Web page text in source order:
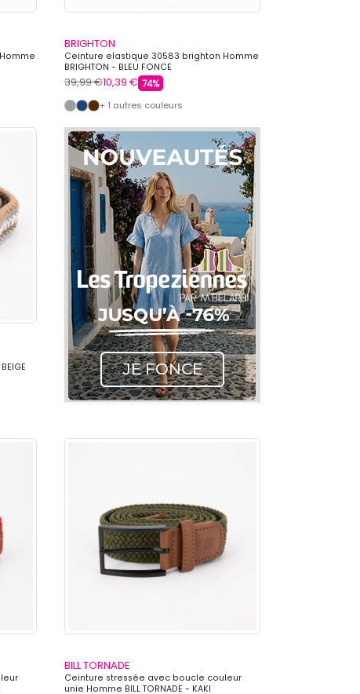
BRIGHTON
Ceinture elastique 30583 brighton Homme
BRIGHTON - BLEU FONCE
39,99 €10,39 € 74%
+ 1 autres couleurs
BILL TORNADE
Ceinture stressée avec boucle couleur
unie Homme BILL TORNADE - KAKI